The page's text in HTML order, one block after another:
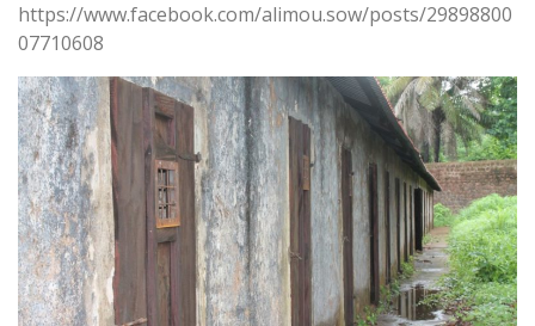
https://www.facebook.com/alimou.sow/posts/29898800
07710608